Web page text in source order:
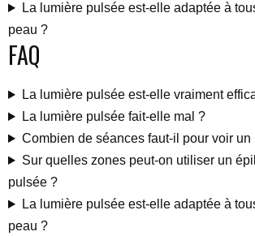
La lumière pulsée est-elle adaptée à
peau ?
FAQ
La lumière pulsée est-elle vraiment
La lumière pulsée fait-elle mal ?
Combien de séances faut-il pour voir un
Sur quelles zones peut-on utiliser un
pulsée ?
La lumière pulsée est-elle adaptée à
peau ?